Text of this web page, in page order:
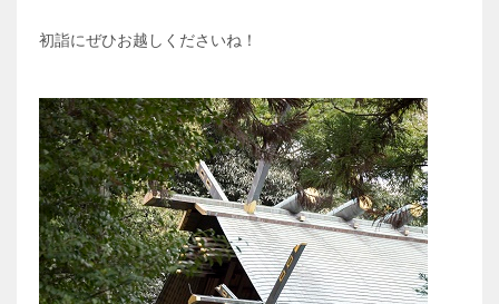
初詣にぜひお越しくださいね！